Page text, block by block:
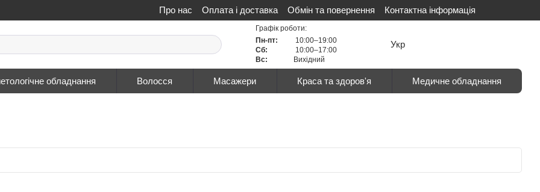
Про нас Оплата і доставка Обмін та повернення
Контактна інформація
Політика конфіденційності
Сертифікати Відгуки про магазин
Графік роботи:
Пн-пт:
10:00–19:00
Сб:
10:00–17:00
Вс:
Вихідний
Укр
обладнання Волосся Масажери Краса та здоров'я Медичне обладнання